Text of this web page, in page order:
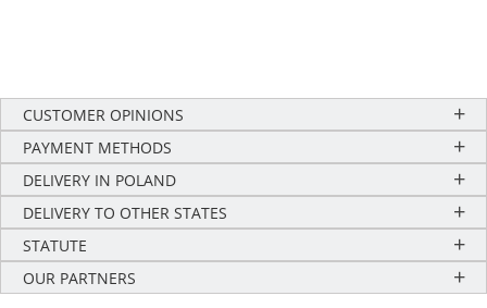
CUSTOMER OPINIONS
PAYMENT METHODS
DELIVERY IN POLAND
DELIVERY TO OTHER STATES
STATUTE
OUR PARTNERS